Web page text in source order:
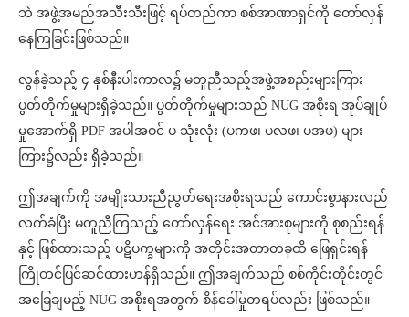
ဘဲ အဖွဲ့အမည်အသီးသီးဖြင့် ရပ်တည်ကာ စစ်အာဏာရှင်ကို တော်လှန်
နေကြခြင်းဖြစ်သည်။
လွန်ခဲ့သည့် ၄ နှစ်နီးပါးကာလ၌ မတူညီသည့်အဖွဲ့အစည်းများကြား
ပွတ်တိုက်မှုများရှိခဲ့သည်။ ပွတ်တိုက်မှုများသည် NUG အစိုးရ အုပ်ချုပ်
မှုအောက်ရှိ PDF အပါအဝင် ပ သုံးလုံး (ပကဖ၊ ပလဖ၊ ပအဖ) များ
ကြား၌လည်း ရှိခဲ့သည်။
ဤအချက်ကို အမျိုးသားညီညွတ်ရေးအစိုးရသည် ကောင်းစွာနားလည်
လက်ခံပြီး မတူညီကြသည့် တော်လှန်ရေး အင်အားစုများကို စုစည်းရန်
နှင့် ဖြစ်ထားသည့် ပဋိပက္ခများကို အတိုင်းအတာတခုထိ ဖြေရှင်းရန်
ကြိုတင်ပြင်ဆင်ထားဟန်ရှိသည်။ ဤအချက်သည် စစ်ကိုင်းတိုင်းတွင်
အခြေချမည့် NUG အစိုးရအတွက် စိန်ခေါ်မှုတရပ်လည်း ဖြစ်သည်။